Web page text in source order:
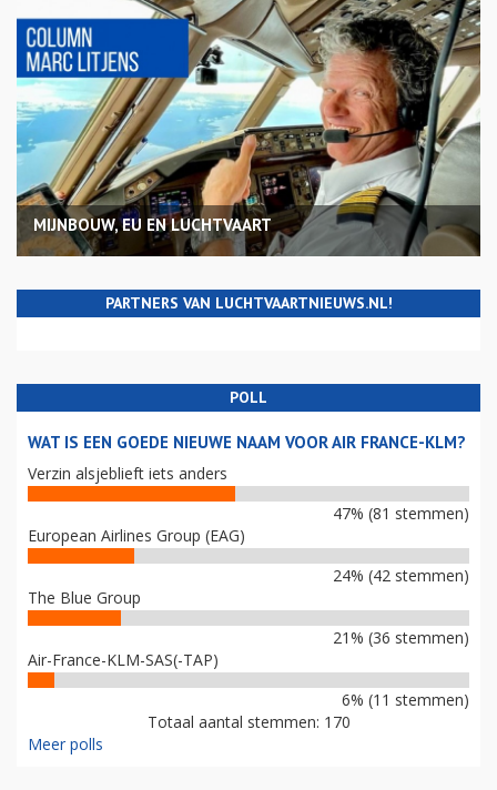
MIJNBOUW, EU EN LUCHTVAART
PARTNERS VAN LUCHTVAARTNIEUWS.NL!
POLL
WAT IS EEN GOEDE NIEUWE NAAM VOOR AIR FRANCE-KLM?
Verzin alsjeblieft iets anders
47% (81 stemmen)
European Airlines Group (EAG)
24% (42 stemmen)
The Blue Group
21% (36 stemmen)
Air-France-KLM-SAS(-TAP)
6% (11 stemmen)
Totaal aantal stemmen: 170
Meer polls